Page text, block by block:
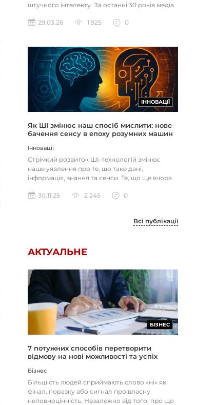
штучного інтелекту. За останні 30 років медіа
29.03.26
1 925 0
ІННОВАЦІЇ
Як ШІ змінює наш спосіб мислити: нове
бачення сенсу в епоху розумних машин
Інновації
Стрімкий розвиток ШІ-технологій змінює
наше уявлення про те, що таке дані,
інформація, знання та сенси. Те, що ще вчора
30.11.25
2 245 0
Всі публікації
АКТУАЛЬНЕ
БІЗНЕС
7 потужних способів перетворити
відмову на нові можливості та успіх
Бізнес
Більшість людей сприймають слово «ні» як
фінал, поразку або сигнал про власну
неповноцінність. Незалежно від того, про що